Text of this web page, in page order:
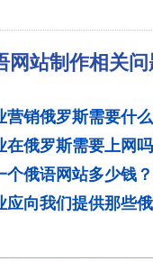
网站制作相关
营销俄罗斯需要什
在俄罗斯需要上网
个俄语网站多少钱？
应向我们提供那些